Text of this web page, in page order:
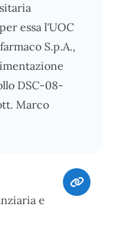
essa l'UOC
S.p.A.,
DSC-08-
Marco
e